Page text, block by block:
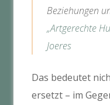
Beziehungen
„Artgerechte
Joeres
Das bedeutet
ersetzt – im